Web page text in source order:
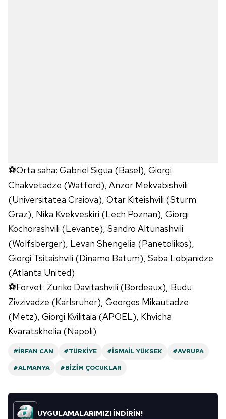
⚽Orta saha: Gabriel Sigua (Basel), Giorgi
Chakvetadze (Watford), Anzor Mekvabishvili
(Universitatea Craiova), Otar Kiteishvili (Sturm
Graz), Nika Kvekveskiri (Lech Poznan), Giorgi
Kochorashvili (Levante), Sandro Altunashvili
(Wolfsberger), Levan Shengelia (Panetolikos),
Giorgi Tsitaishvili (Dinamo Batum), Saba Lobjanidze
(Atlanta United)
⚽Forvet: Zuriko Davitashvili (Bordeaux), Budu
Zivzivadze (Karlsruher), Georges Mikautadze
(Metz), Giorgi Kvilitaia (APOEL), Khvicha
Kvaratskhelia (Napoli)
#İRFAN CAN #TÜRKIYE #İSMAIL YÜKSEK
#AVRUPA
#ALMANYA
#BIZIM ÇOCUKLAR
UYGULAMALARIMIZI İNDİRİN!